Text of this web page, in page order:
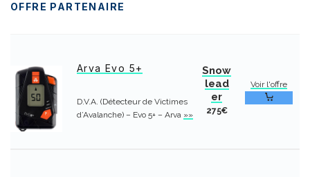
OFFRE PARTENAIRE
Arva Evo 5+
D.V.A. (Détecteur de Victimes
d’Avalanche) – Evo 5+ – Arva »»
Snow
lead
er
275€
Voir l'offre